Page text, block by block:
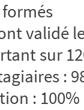
formés
validé
sur
:
: 100%